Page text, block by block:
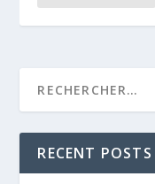
RECENT POSTS